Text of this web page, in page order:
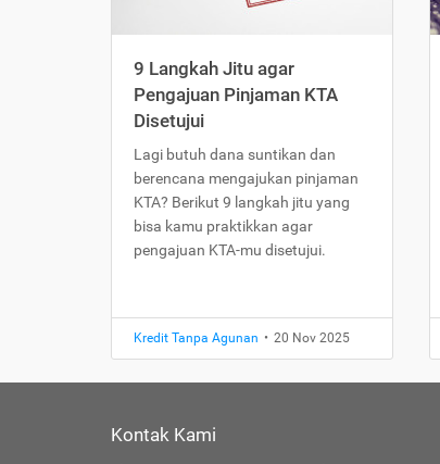
9 Langkah Jitu agar
Pengajuan Pinjaman KTA
Disetujui
Lagi butuh dana suntikan dan
berencana mengajukan pinjaman
KTA? Berikut 9 langkah jitu yang
bisa kamu praktikkan agar
pengajuan KTA-mu disetujui.
Kredit Tanpa Agunan • 20 Nov 2025
Kontak Kami